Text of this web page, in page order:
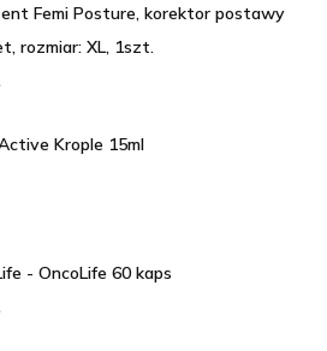
Femi Posture, korektor postawy
rozmiar: XL, 1szt.
Krople 15ml
- OncoLife 60 kaps